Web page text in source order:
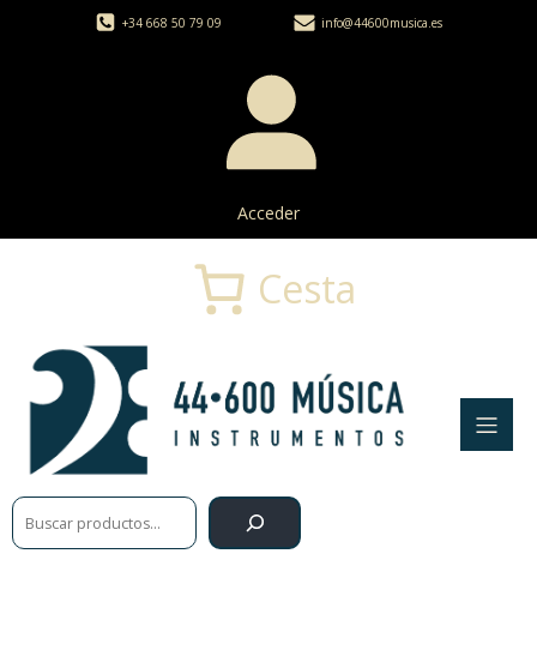
+34 668 50 79 09 info@44600musica.es
Acceder
Buscar
Cesta